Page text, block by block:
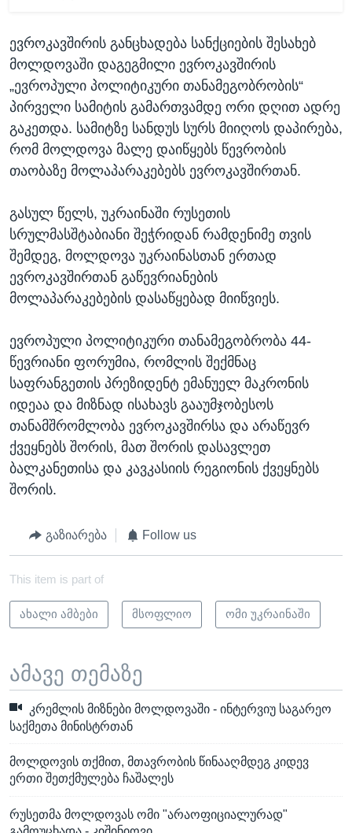
ევროკავშირის განცხადება სანქციების შესახებ
მოლდოვაში დაგეგმილი ევროკავშირის
„ევროპული პოლიტიკური თანამეგობრობის“
პირველი სამიტის გამართვამდე ორი დღით ადრე
გაკეთდა. სამიტზე სანდუს სურს მიიღოს დაპირება,
რომ მოლდოვა მალე დაიწყებს წევრობის
თაობაზე მოლაპარაკებებს ევროკავშირთან.
გასულ წელს, უკრაინაში რუსეთის
სრულმასშტაბიანი შეჭრიდან რამდენიმე თვის
შემდეგ, მოლდოვა უკრაინასთან ერთად
ევროკავშირთან გაწევრიანების
მოლაპარაკებების დასაწყებად მიიწვიეს.
ევროპული პოლიტიკური თანამეგობრობა 44-
წევრიანი ფორუმია, რომლის შექმნაც
საფრანგეთის პრეზიდენტ ემანუელ მაკრონის
იდეაა და მიზნად ისახავს გააუმჯობესოს
თანამშრომლობა ევროკავშირსა და არაწევრ
ქვეყნებს შორის, მათ შორის დასავლეთ
ბალკანეთისა და კავკასიის რეგიონის ქვეყნებს
შორის.
გაზიარება Follow us
This item is part of
ახალი ამბები მსოფლიო ომი უკრაინაში
ამავე თემაზე
კრემლის მიზნები მოლდოვაში - ინტერვიუ საგარეო
საქმეთა მინისტრთან
მოლდოვის თქმით, მთავრობის წინააღმდეგ კიდევ
ერთი შეთქმულება ჩაშალეს
რუსეთმა მოლდოვას ომი "არაოფიციალურად"